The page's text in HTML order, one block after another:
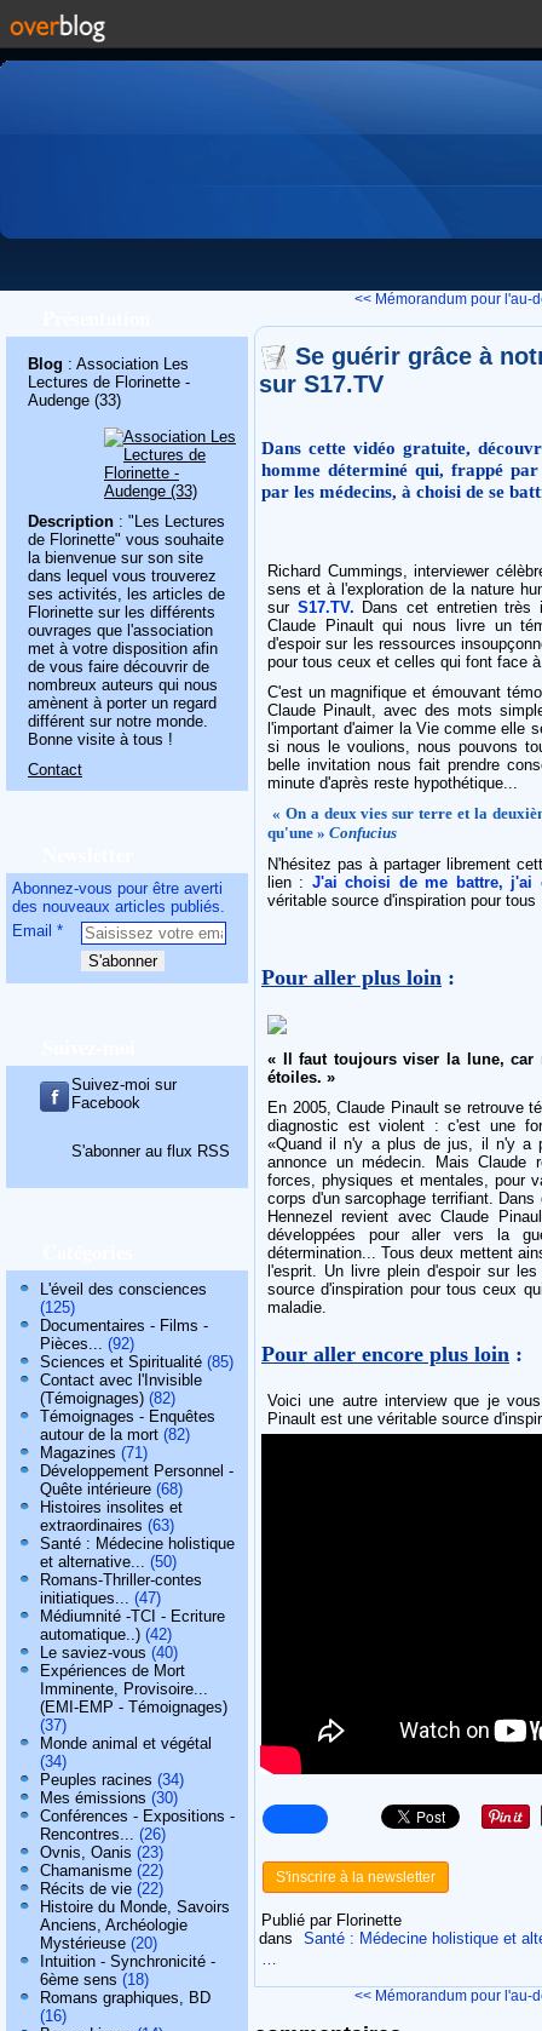
Blog : Association Les
Lectures de Florinette -
Audenge (33)
Description : "Les Lectures
de Florinette" vous souhaite
la bienvenue sur son site
dans lequel vous trouverez
ses activités, les articles de
Florinette sur les différents
ouvrages que l'association
met à votre disposition afin
de vous faire découvrir de
nombreux auteurs qui nous
amènent à porter un regard
différent sur notre monde.
Bonne visite à tous !
Contact
Abonnez-vous pour être averti
des nouveaux articles publiés.
Email
Suivez-moi sur
Facebook
S'abonner au flux RSS
L'éveil des consciences
(125)
Documentaires - Films -
Pièces... (92)
Sciences et Spiritualité (85)
Contact avec l'Invisible
(Témoignages) (82)
Témoignages - Enquêtes
autour de la mort (82)
Magazines (71)
Développement Personnel -
Quête intérieure (68)
Histoires insolites et
extraordinaires (63)
Santé : Médecine holistique
et alternative... (50)
Romans-Thriller-contes
initiatiques... (47)
Médiumnité -TCI - Ecriture
automatique..) (42)
Le saviez-vous (40)
Expériences de Mort
Imminente, Provisoire...
(EMI-EMP - Témoignages)
(37)
Monde animal et végétal
(34)
Peuples racines (34)
Mes émissions (30)
Conférences - Expositions -
Rencontres... (26)
Ovnis, Oanis (23)
Chamanisme (22)
Récits de vie (22)
Histoire du Monde, Savoirs
Anciens, Archéologie
Mystérieuse (20)
Intuition - Synchronicité -
6ème sens (18)
Romans graphiques, BD
(16)
<< Mémorandum pour l'au-
Se guérir grâce à
sur S17.TV
Dans cette vidéo gratuite,
homme déterminé qui, frappé
par les médecins, à choisi de se
Richard Cummings, interviewer
sens et à l'exploration de la nature
sur S17.TV. Dans cet entretien très
Claude Pinault qui nous livre un
d'espoir sur les ressources
pour tous ceux et celles qui font face
C'est un magnifique et émouvant
Claude Pinault, avec des mots
l'important d'aimer la Vie comme elle
si nous le voulions, nous pouvons
belle invitation nous fait prendre
minute d'après reste hypothétique...
« On a deux vies sur terre et la
qu'une » Confucius
N'hésitez pas à partager librement
lien : J'ai choisi de me battre, j'ai
véritable source d'inspiration pour tous
Pour aller plus loin :
« Il faut toujours viser la lune, car
étoiles. »
En 2005, Claude Pinault se retrouve
diagnostic est violent : c'est une
«Quand il n'y a plus de jus, il n'y a
annonce un médecin. Mais Claude
forces, physiques et mentales, pour
corps d'un sarcophage terrifiant.
Hennezel revient avec Claude
développées pour aller vers la
détermination... Tous deux mettent
l'esprit. Un livre plein d'espoir sur
source d'inspiration pour tous ceux
maladie.
Pour aller encore plus loin :
Voici une autre interview que je
Pinault est une véritable source
S'inscrire à la newsletter
Publié par Florinette
dans
Santé : Médecine holistique et
…
<< Mémorandum pour l'au-